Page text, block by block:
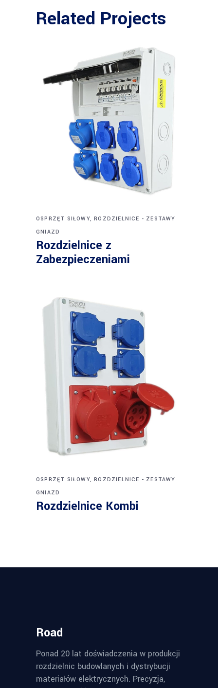
Related Projects
Rozdzielnice z
Zabezpieczeniami
OSPRZĘT SIŁOWY, ROZDZIELNICE - ZESTAWY
GNIAZD
Rozdzielnice Kombi
OSPRZĘT SIŁOWY, ROZDZIELNICE - ZESTAWY
GNIAZD
Road
Ponad 20 lat doświadczenia w produkcji
rozdzielnic budowlanych i dystrybucji
materiałów elektrycznych. Precyzja,